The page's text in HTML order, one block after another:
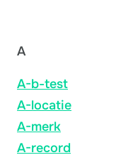
A
A-b-test
A-locatie
A-merk
A-record